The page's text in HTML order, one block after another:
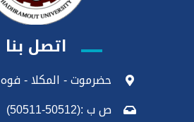
اتصل بنا
حضرموت - المكلا - فوه
ص ب :(50512-50511)